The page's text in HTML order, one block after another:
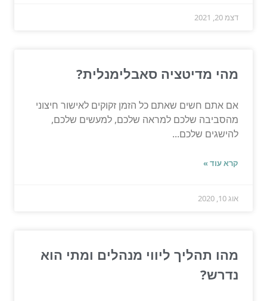
דצמ 20, 2021
מהי מדיטציה סאבלימנלית?
אם אתם חשים שאתם כל הזמן זקוקים לאישור חיצוני
מהסביבה שלכם למראה שלכם, למעשים שלכם,
להישגים שלכם...
קרא עוד »
אוג 10, 2020
מהו תהליך ליווי מנהלים ומתי הוא
נדרש?